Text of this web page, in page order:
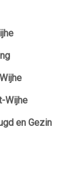
Wijhe
en Gezin